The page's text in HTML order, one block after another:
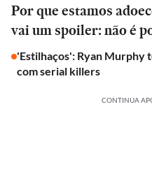
Por que estamos
vai um spoiler: não é
'Estilhaços': Ryan Murphy
com serial killers
CONTINUA